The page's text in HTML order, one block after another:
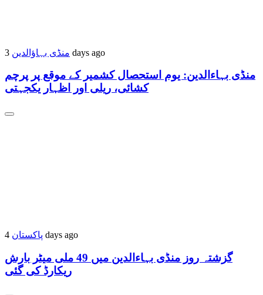
منڈی بہاؤالدین 3 days ago
منڈی بہاءالدین: یوم استحصال کشمیر کے موقع پر پرچم
کشائی، ریلی اور اظہار یکجہتی
پاکستان 4 days ago
گزشتہ روز منڈی بہاءالدین میں 49 ملی میٹر بارش
ریکارڈ کی گئی